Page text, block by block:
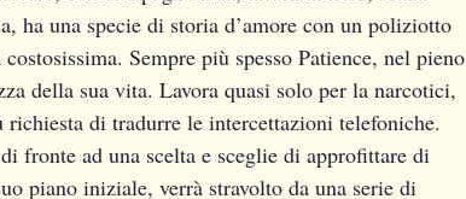
ha una specie di storia d’amore con un poliziotto
Sempre più spesso Patience, nel pieno
della sua vita. Lavora quasi solo per la narcotici,
di tradurre le intercettazioni telefoniche.
fronte ad una scelta e sceglie di approfittare di
piano iniziale, verrà stravolto da una serie di